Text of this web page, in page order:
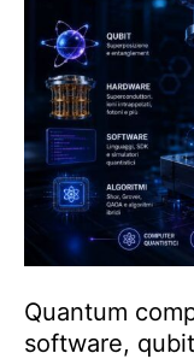
Quantum
software,